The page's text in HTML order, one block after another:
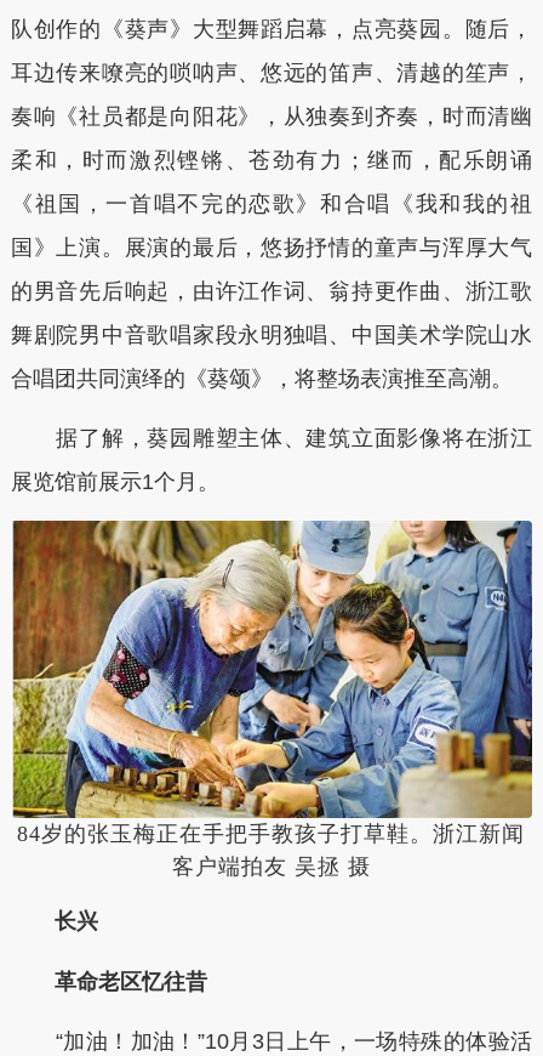
队创作的《葵声》大型舞蹈启幕，点亮葵园。随后，
耳边传来嘹亮的唢呐声、悠远的笛声、清越的笙声，
奏响《社员都是向阳花》，从独奏到齐奏，时而清幽
柔和，时而激烈铿锵、苍劲有力；继而，配乐朗诵
《祖国，一首唱不完的恋歌》和合唱《我和我的祖
国》上演。展演的最后，悠扬抒情的童声与浑厚大气
的男音先后响起，由许江作词、翁持更作曲、浙江歌
舞剧院男中音歌唱家段永明独唱、中国美术学院山水
合唱团共同演绎的《葵颂》，将整场表演推至高潮。
据了解，葵园雕塑主体、建筑立面影像将在浙江
展览馆前展示1个月。
84岁的张玉梅正在手把手教孩子打草鞋。浙江新闻
客户端拍友 吴拯 摄
长兴
革命老区忆往昔
“加油！加油！”10月3日上午，一场特殊的体验活